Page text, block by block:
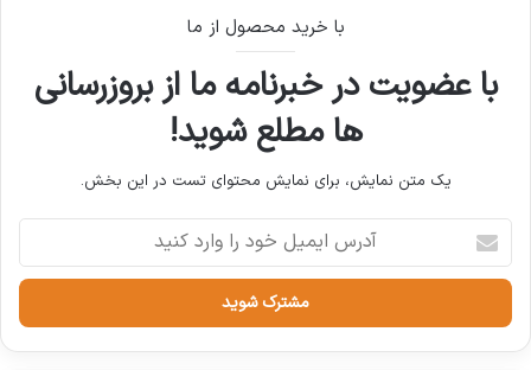
نوشته های مشابه
تحلیل جامع پیامدهای کمبود منابع
آبی بر عملکرد پروژه‌های عمرانی در
مناطق خشک و نیمه‌خشک ایران
با خرید محصول از ما
با عضویت در خبرنامه ما از بروزرسانی
ها مطلع شوید!
یک متن نمایش، برای نمایش محتوای تست در این بخش.
آدرس
ایمیل
خود
وارد
کنید